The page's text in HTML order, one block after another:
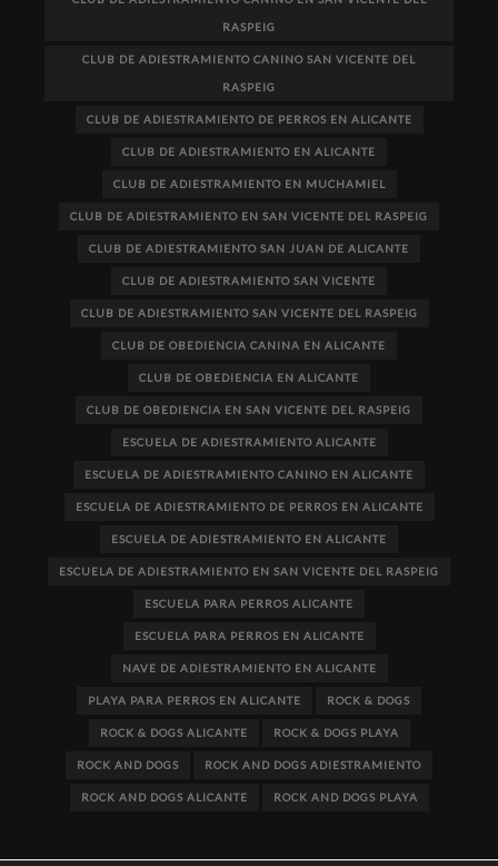
RASPEIG
CLUB DE ADIESTRAMIENTO CANINO SAN VICENTE DEL
RASPEIG
CLUB DE ADIESTRAMIENTO DE PERROS EN ALICANTE
CLUB DE ADIESTRAMIENTO EN ALICANTE
CLUB DE ADIESTRAMIENTO EN MUCHAMIEL
CLUB DE ADIESTRAMIENTO EN SAN VICENTE DEL RASPEIG
CLUB DE ADIESTRAMIENTO SAN JUAN DE ALICANTE
CLUB DE ADIESTRAMIENTO SAN VICENTE
CLUB DE ADIESTRAMIENTO SAN VICENTE DEL RASPEIG
CLUB DE OBEDIENCIA CANINA EN ALICANTE
CLUB DE OBEDIENCIA EN ALICANTE
CLUB DE OBEDIENCIA EN SAN VICENTE DEL RASPEIG
ESCUELA DE ADIESTRAMIENTO ALICANTE
ESCUELA DE ADIESTRAMIENTO CANINO EN ALICANTE
ESCUELA DE ADIESTRAMIENTO DE PERROS EN ALICANTE
ESCUELA DE ADIESTRAMIENTO EN ALICANTE
ESCUELA DE ADIESTRAMIENTO EN SAN VICENTE DEL RASPEIG
ESCUELA PARA PERROS ALICANTE
ESCUELA PARA PERROS EN ALICANTE
NAVE DE ADIESTRAMIENTO EN ALICANTE
PLAYA PARA PERROS EN ALICANTE ROCK & DOGS
ROCK & DOGS ALICANTE ROCK & DOGS PLAYA
ROCK AND DOGS ROCK AND DOGS ADIESTRAMIENTO
ROCK AND DOGS ALICANTE ROCK AND DOGS PLAYA